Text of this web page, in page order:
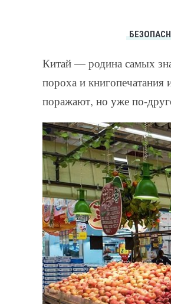
Китай — родина самых
пороха и
поражают, но уже по-